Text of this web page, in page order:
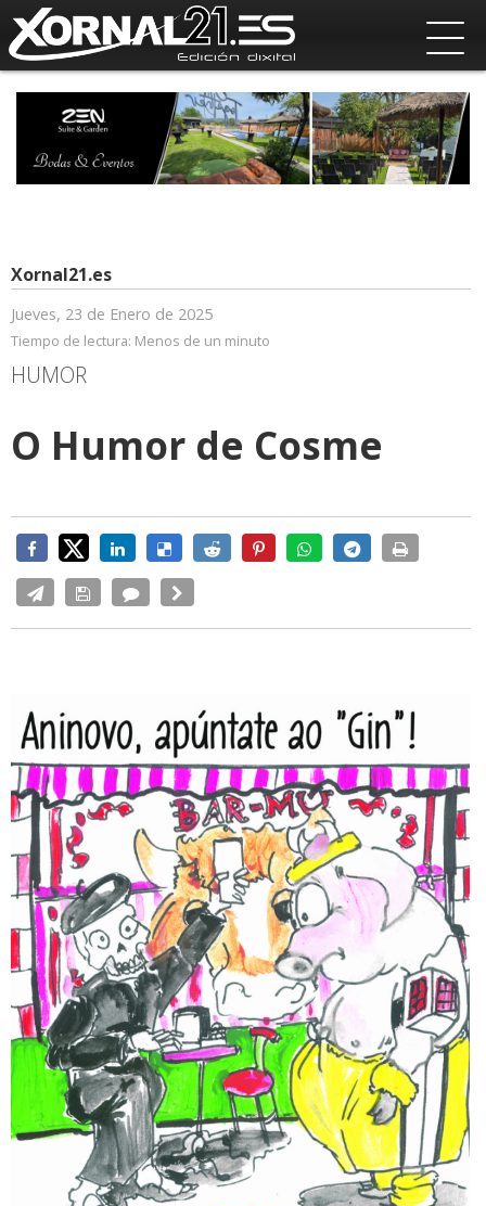
Xornal21.es
Jueves, 23 de Enero de 2025
Tiempo de lectura: Menos de un minuto
HUMOR
O Humor de Cosme